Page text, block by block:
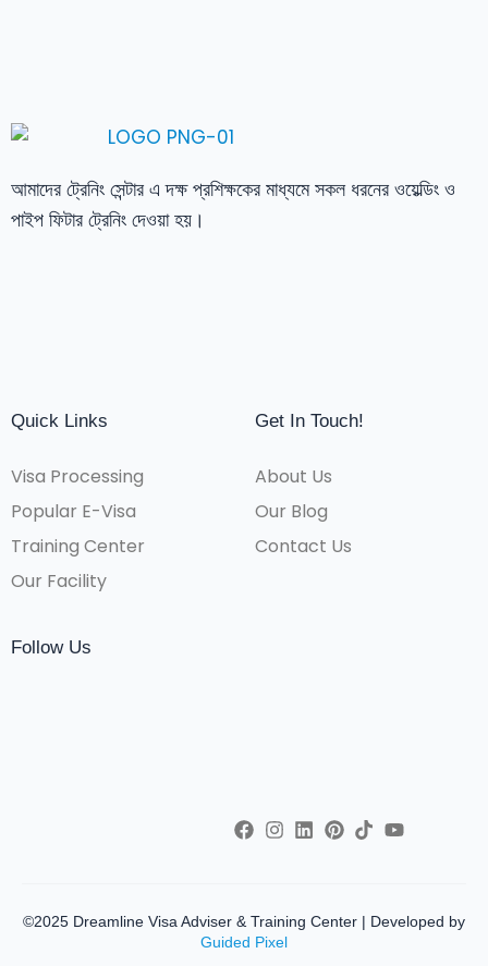
আমাদের ট্রেনিং সেন্টার এ দক্ষ প্রশিক্ষকের মাধ্যমে সকল ধরনের ওয়েল্ডিং ও
পাইপ ফিটার ট্রেনিং দেওয়া হয়।
Quick Links
Visa Processing
Popular E-Visa
Training Center
Our Facility
Get In Touch!
About Us
Our Blog
Contact Us
Follow Us
©2025 Dreamline Visa Adviser & Training Center | Developed by
Guided Pixel